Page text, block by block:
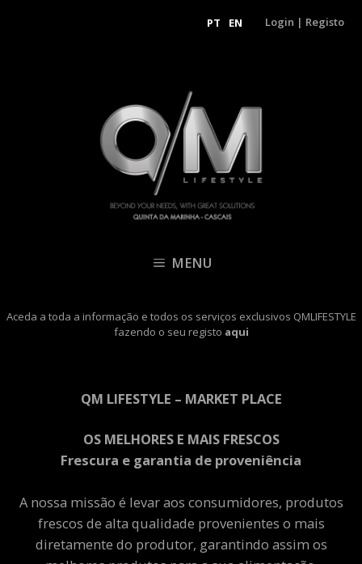
PT EN Login | Registo
MENU
Aceda a toda a informação e todos os serviços exclusivos QMLIFESTYLE
fazendo o seu registo aqui
QM LIFESTYLE – MARKET PLACE
OS MELHORES E MAIS FRESCOS
Frescura e garantia de proveniência
A nossa missão é levar aos consumidores, produtos
frescos de alta qualidade provenientes o mais
diretamente do produtor, garantindo assim os